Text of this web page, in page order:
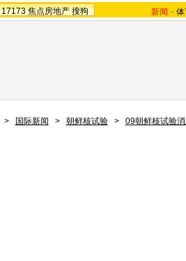
17173 焦点房地产 搜狗 新闻 -
> 国际新闻 > 朝鲜核试验 > 09朝鲜核试验